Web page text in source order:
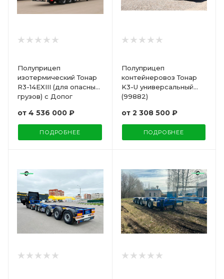
Полуприцеп
изотермический Тонар
R3-14EXIII (для опасных
грузов) с Допог
от 4 536 000 ₽
ПОДРОБНЕЕ
Полуприцеп
контейнеровоз Тонар
K3-U универсальный
(99882)
от 2 308 500 ₽
ПОДРОБНЕЕ